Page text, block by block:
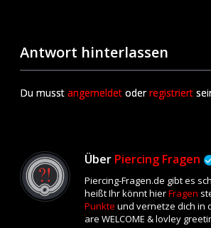
Antwort hinterlassen
Du musst angemeldet oderregistriert
Über Piercing Fragen
Piercing-Fragen.de gibt es
heißt Ihr könnt hierFragen
Punkte und vernetze dich in
are WELCOME & lovley